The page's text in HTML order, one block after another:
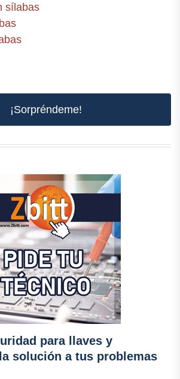
sílabas
¡Sorpréndeme!
para llaves y
solución a tus problemas